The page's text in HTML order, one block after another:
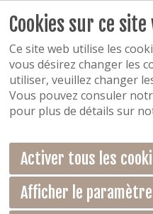
Cookies sur ce site
Ce site web utilise les
vous désirez changer les
utiliser, veuillez changer
Vous pouvez consuler
pour plus de détails sur
Activer tous les
Afficher le